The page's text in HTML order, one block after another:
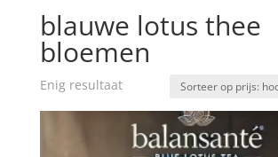
blauwe lotus thee
bloemen
Enig resultaat